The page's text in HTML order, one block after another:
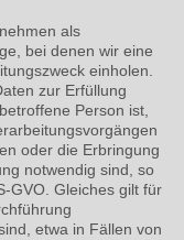
als
bei denen wir eine
einholen.
zur Erfüllung
Person ist,
oder die Erbringung
notwendig sind, so
GVO. Gleiches gilt für
etwa in Fällen von